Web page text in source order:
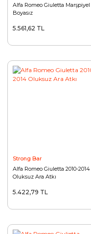
Alfa Romeo Giuletta Marşpiyel
Boyasız
5.561,62 TL
Strong Bar
Alfa Romeo Giuletta 2010-2014
Oluksuz Ara Atkı
5.422,79 TL